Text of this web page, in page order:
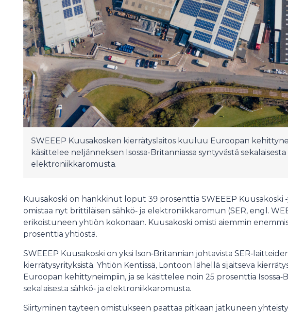
SWEEEP Kuusakosken kierrätyslaitos kuuluu Euroopan
käsittelee neljänneksen Isossa-Britanniassa syntyvästä sekalaisesta
elektroniikkaromusta.
Kuusakoski on hankkinut loput 39 prosenttia SWEEEP Kuusakoski
omistaa nyt brittiläisen sähkö‑ ja elektroniikkaromun (SER, engl.
erikoistuneen yhtiön kokonaan. Kuusakoski omisti aiemmin
prosenttia yhtiöstä.
SWEEEP Kuusakoski on yksi Ison‑Britannian johtavista
kierrätysyrityksistä. Yhtiön Kentissä, Lontoon lähellä sijaitseva
Euroopan kehittyneimpiin, ja se käsittelee noin 25 prosenttia
sekalaisesta sähkö‑ ja elektroniikkaromusta.
Siirtyminen täyteen omistukseen päättää pitkään jatkuneen